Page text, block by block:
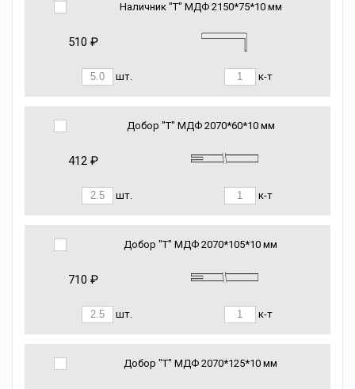
Наличник "Т" МДФ 2150*75*10 мм
510 ₽
шт. к-т
Добор "Т" МДФ 2070*60*10 мм
412 ₽
шт. к-т
Добор "Т" МДФ 2070*105*10 мм
710 ₽
шт. к-т
Добор "Т" МДФ 2070*125*10 мм